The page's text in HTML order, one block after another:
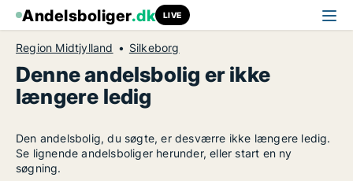
Andelsboliger.dk LIVE
Region Midtjylland Silkeborg
Denne andelsbolig er ikke
længere ledig
Den andelsbolig, du søgte, er desværre ikke længere ledig.
Se lignende andelsboliger herunder, eller start en ny
søgning.